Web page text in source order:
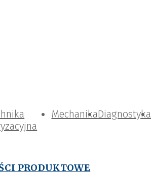
MechanikaDiagnostyka
PRODUKTOWE